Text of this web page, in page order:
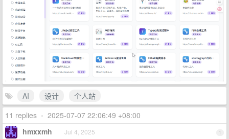
AI 设计
个人站
11 replies • 2025-07-07 22:06:49 +08:00
1
hmxxmh Jul 4, 2025